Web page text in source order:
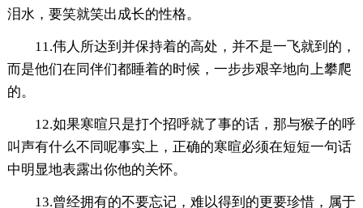
泪水，要笑就笑出成长的性格。
11.伟人所达到并保持着的高处，并不是一飞就到的，
而是他们在同伴们都睡着的时候，一步步艰辛地向上攀爬
的。
12.如果寒暄只是打个招呼就了事的话，那与猴子的呼
叫声有什么不同呢事实上，正确的寒暄必须在短短一句话
中明显地表露出你他的关怀。
13.曾经拥有的不要忘记，难以得到的更要珍惜，属于